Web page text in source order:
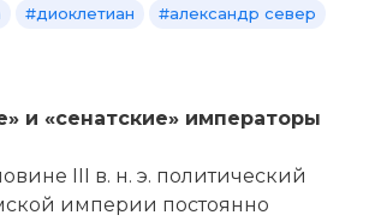
#диоклетиан
#александр север
и «сенатские» императоры
III в. н. э. политический
империи постоянно